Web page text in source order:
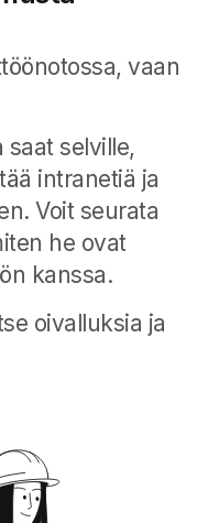
vaan
selville,
intranetiä ja
Voit seurata
he ovat
kanssa.
oivalluksia ja